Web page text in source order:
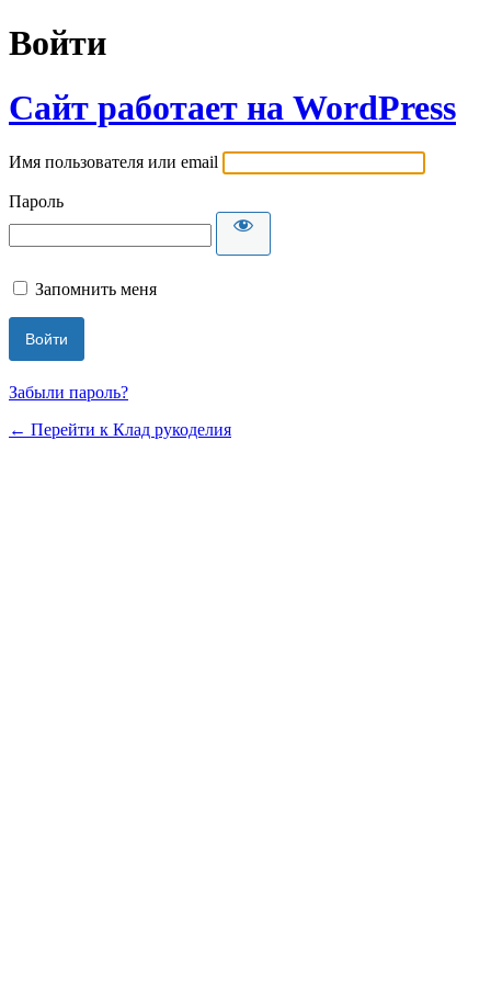
Войти
Сайт работает на WordPress
Имя пользователя или email
Пароль
Запомнить меня
Забыли пароль?
← Перейти к Клад рукоделия